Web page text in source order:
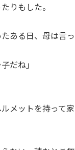
りもした。
ある日、母は言っ
だね」
メットを持って